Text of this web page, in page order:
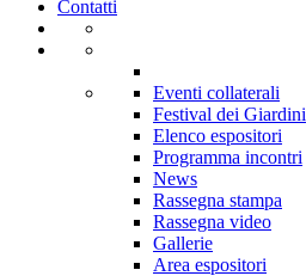
Contatti
Eventi collaterali
Festival dei Giardini
Elenco espositori
Programma incontri
News
Rassegna stampa
Rassegna video
Gallerie
Area espositori